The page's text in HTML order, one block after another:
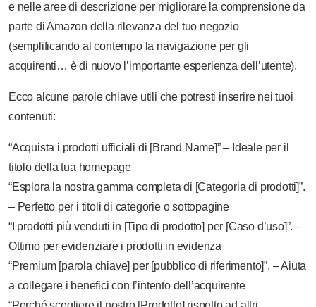
e nelle aree di descrizione per migliorare la comprensione da
parte di Amazon della rilevanza del tuo negozio
(semplificando al contempo la navigazione per gli
acquirenti… è di nuovo l’importante esperienza dell’utente).
Ecco alcune parole chiave utili che potresti inserire nei tuoi
contenuti:
“Acquista i prodotti ufficiali di [Brand Name]” – Ideale per il
titolo della tua homepage
“Esplora la nostra gamma completa di [Categoria di prodotti]”.
– Perfetto per i titoli di categorie o sottopagine
“I prodotti più venduti in [Tipo di prodotto] per [Caso d’uso]”. –
Ottimo per evidenziare i prodotti in evidenza
“Premium [parola chiave] per [pubblico di riferimento]”. – Aiuta
a collegare i benefici con l’intento dell’acquirente